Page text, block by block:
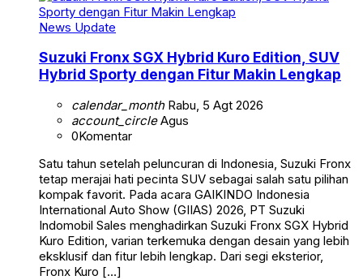
News Update
Suzuki Fronx SGX Hybrid Kuro Edition, SUV
Hybrid Sporty dengan Fitur Makin Lengkap
calendar_monthRabu, 5 Agt 2026
account_circleAgus
0Komentar
Satu tahun setelah peluncuran di Indonesia, Suzuki Fronx
tetap merajai hati pecinta SUV sebagai salah satu pilihan
kompak favorit. Pada acara GAIKINDO Indonesia
International Auto Show (GIIAS) 2026, PT Suzuki
Indomobil Sales menghadirkan Suzuki Fronx SGX Hybrid
Kuro Edition, varian terkemuka dengan desain yang lebih
eksklusif dan fitur lebih lengkap. Dari segi eksterior,
Fronx Kuro […]